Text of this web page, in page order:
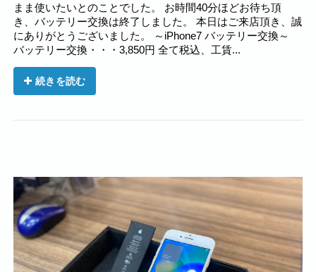
まま使いたいとのことでした。 お時間40分ほどお待ち頂
き、バッテリー交換は終了しました。 本日はご来店頂き、誠
にありがとうございました。 ～iPhone7 バッテリー交換～
バッテリー交換・・・3,850円 全て税込、工賃...
続きを読む